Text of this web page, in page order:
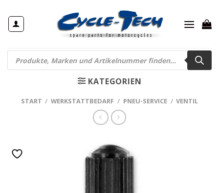
Inhalt
springen
Products
search
KATEGORIEN
START / WERKSTATTBEDARF / PNEU-SERVICE / VENTIL